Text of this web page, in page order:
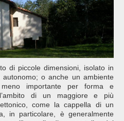
di piccole dimensioni, isolato in
o anche un ambiente
importante per forma e
di un maggiore e più
come la cappella di un
in particolare, è generalmente